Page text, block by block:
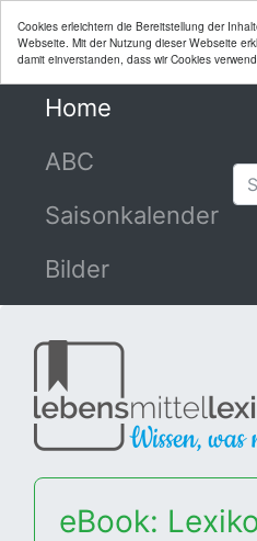
Cookies erleichtern die Bereitstellung der
Webseite. Mit der Nutzung dieser Webseite
damit einverstanden, dass wir Cookies
Home
ABC
Saisonkalender
Bilder
eBook: